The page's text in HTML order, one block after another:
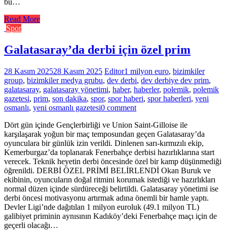
bu…
Read More
Spor
Galatasaray’da derbi için özel prim
28 Kasım 202528 Kasım 2025 Editor1 milyon euro, bizimkiler
group, bizimkiler medya grubu, dev derbi, dev derbiye dev prim,
galatasaray, galatasaray yönetimi, haber, haberler, polemik, polemik
gazetesi, prim, son dakika, spor, spor haberi, spor haberleri, yeni
osmanlı, yeni osmanlı gazetesi0 comment
Dört gün içinde Gençlerbirliği ve Union Saint-Gilloise ile
karşılaşarak yoğun bir maç temposundan geçen Galatasaray’da
oyunculara bir günlük izin verildi. Dinlenen sarı-kırmızılı ekip,
Kemerburgaz’da toplanarak Fenerbahçe derbisi hazırlıklarına start
verecek. Teknik heyetin derbi öncesinde özel bir kamp düşünmediği
öğrenildi. DERBİ ÖZEL PRİMİ BELİRLENDİ Okan Buruk ve
ekibinin, oyuncuların doğal ritmini korumak istediği ve hazırlıkları
normal düzen içinde sürdüreceği belirtildi. Galatasaray yönetimi ise
derbi öncesi motivasyonu artırmak adına önemli bir hamle yaptı.
Devler Ligi’nde dağıtılan 1 milyon euroluk (49.1 milyon TL)
galibiyet priminin aynısının Kadıköy’deki Fenerbahçe maçı için de
geçerli olacağı…